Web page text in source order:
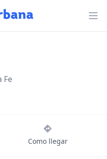
Fe
Como llegar